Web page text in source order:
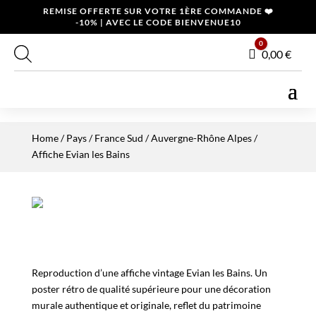
REMISE OFFERTE SUR VOTRE 1ÈRE COMMANDE ❤️
-10% | AVEC LE CODE BIENVENUE10
Panier
0
0,00€
Home/Pays/France Sud /Auvergne-Rhône Alpes/
Affiche Evian les Bains
Reproduction d’une affiche vintage Evian les Bains. Un
poster rétro de qualité supérieure pour une décoration
murale authentique et originale, reflet du patrimoine